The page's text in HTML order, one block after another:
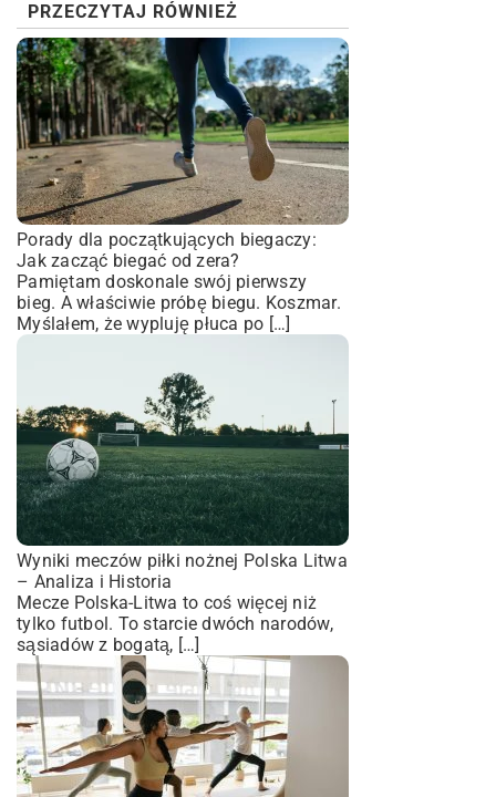
PRZECZYTAJ RÓWNIEŻ
Porady dla początkujących biegaczy:
Jak zacząć biegać od zera?
Pamiętam doskonale swój pierwszy
bieg. A właściwie próbę biegu. Koszmar.
Myślałem, że wypluję płuca po […]
Wyniki meczów piłki nożnej Polska Litwa
– Analiza i Historia
Mecze Polska-Litwa to coś więcej niż
tylko futbol. To starcie dwóch narodów,
sąsiadów z bogatą, […]